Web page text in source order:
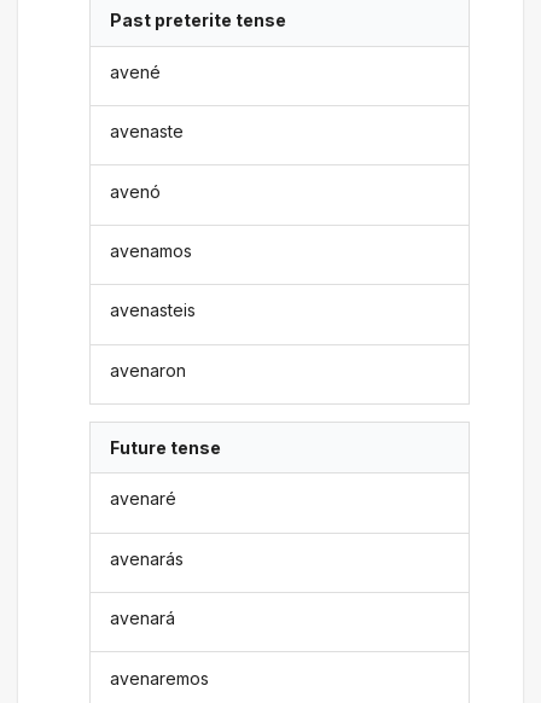
Past preterite tense
avené
avenaste
avenó
avenamos
avenasteis
avenaron
Future tense
avenaré
avenarás
avenará
avenaremos